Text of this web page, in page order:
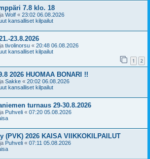
7.8 klo. 18
Wolf « 23:02 06.08.2026
kansalliset kilpailut
23.8.2026
tivolinorsu « 20:48 06.08.2026
kansalliset kilpailut
1 2
2026 HUOMAA BONARI !!
Sakke « 20:02 06.08.2026
kansalliset kilpailut
turnaus 29-30.8.2026
Puhveli « 07:20 05.08.2026
(PVK) 2026 KAISA VIIKKOKILPAILUT
Puhveli « 07:11 05.08.2026